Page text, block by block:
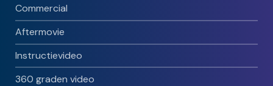
Commercial
Aftermovie
Instructievideo
360 graden video